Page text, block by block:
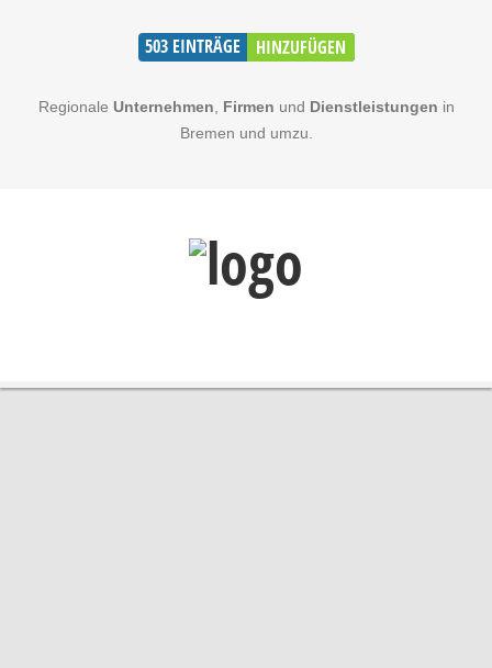
503 EINTRÄGE HINZUFÜGEN
Regionale Unternehmen Firmen und Dienstleistungen in
Bremen und umzu.